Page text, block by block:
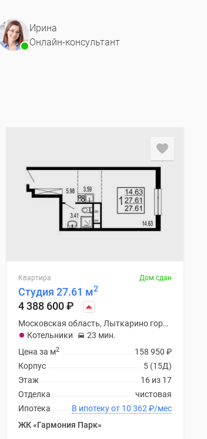
Ирина
Онлайн-консультант
Квартира Дом сдан
Студия 27.61 м2
4 388 600₽
Московская область, Лыткарино городской округ
Котельники
23 мин.
158 950 ₽
Цена за м2
5 (15Д)
Корпус
16 из 17
Этаж
чистовая
Отделка
В ипотеку от 10 362 ₽/мес
Ипотека
ЖК «Гармония Парк»